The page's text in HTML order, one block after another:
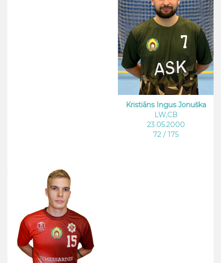
Kristiāns Ingus Jonuška
LW,CB
23.05.2000
72 / 175